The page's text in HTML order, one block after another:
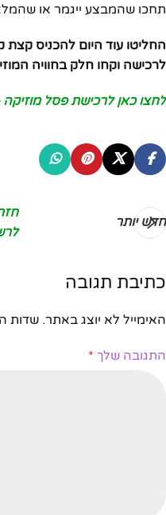
תחכו שהמבצע ייגמר או
החליטו עוד היום להכניס קצת
לרכישה וקחו חלק בחוויה
לחצו כאן לרכישת פסל מוזיקה –
חדש יותר
כתיבת תגובה
האימייל לא יוצג באתר. שדות
התגובה שלך *